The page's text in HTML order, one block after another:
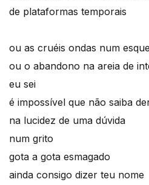
de plataformas temporais
ou as cruéis ondas num
ou o abandono na areia de
eu sei
é impossível que não saiba
na lucidez de uma dúvida
num grito
gota a gota esmagado
ainda consigo dizer teu nome